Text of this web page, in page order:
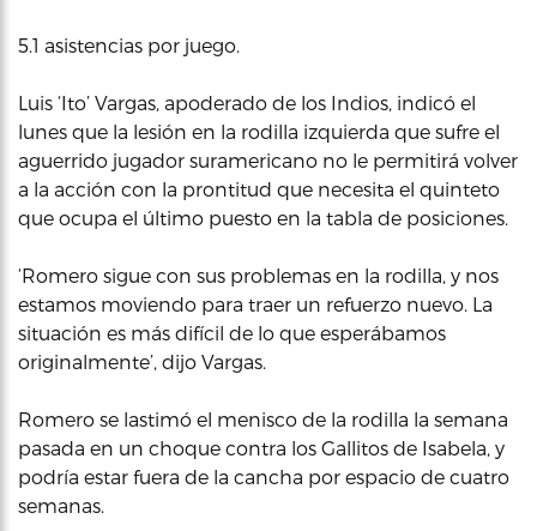
5.1 asistencias por juego.
Luis ‘Ito’ Vargas, apoderado de los Indios, indicó el
lunes que la lesión en la rodilla izquierda que sufre el
aguerrido jugador suramericano no le permitirá volver
a la acción con la prontitud que necesita el quinteto
que ocupa el último puesto en la tabla de posiciones.
‘Romero sigue con sus problemas en la rodilla, y nos
estamos moviendo para traer un refuerzo nuevo. La
situación es más difícil de lo que esperábamos
originalmente’, dijo Vargas.
Romero se lastimó el menisco de la rodilla la semana
pasada en un choque contra los Gallitos de Isabela, y
podría estar fuera de la cancha por espacio de cuatro
semanas.